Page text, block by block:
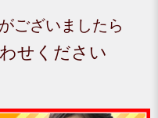
ございましたら
せください